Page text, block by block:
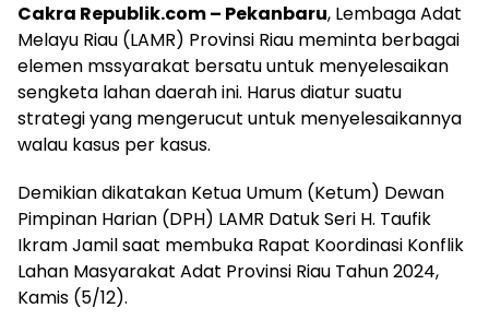
Cakra Republik.com – Pekanbaru, Lembaga Adat
Melayu Riau (LAMR) Provinsi Riau meminta berbagai
elemen mssyarakat bersatu untuk menyelesaikan
sengketa lahan daerah ini. Harus diatur suatu
strategi yang mengerucut untuk menyelesaikannya
walau kasus per kasus.
Demikian dikatakan Ketua Umum (Ketum) Dewan
Pimpinan Harian (DPH) LAMR Datuk Seri H. Taufik
Ikram Jamil saat membuka Rapat Koordinasi Konflik
Lahan Masyarakat Adat Provinsi Riau Tahun 2024,
Kamis (5/12).